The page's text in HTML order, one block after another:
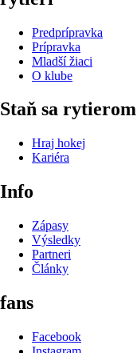
Predprípravka
Prípravka
Mladší žiaci
O klube
Staň sa rytierom
Hraj hokej
Kariéra
Info
Zápasy
Výsledky
Partneri
Články
fans
Facebook